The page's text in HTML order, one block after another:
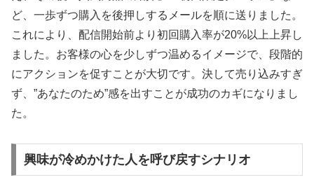
ど、一歩ずつ購入を後押しするメールを順に送りました。
これにより、配信開始前より初回購入率が20%以上上昇し
ました。お客様の心を少しずつ温めるイメージで、段階的
にアクションを促すことが大切です。決して売り込みすぎ
ず、”あなたのため”感を出すことが成功のカギになりまし
た。
興味が冷めかけた人を呼び戻すシナリオ